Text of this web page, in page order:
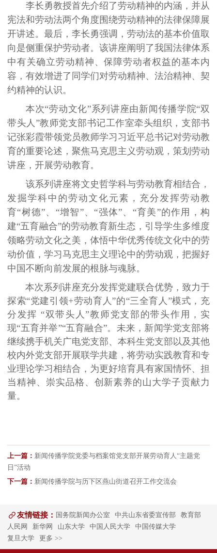
李长勇教授首先介绍了劳动精神的内涵 ，并从
宪法和劳动法两个角度围绕劳动精神的法律保障展
开讲述。 最后，李长勇强调，劳动法的基本价值取
向是侧重保护劳动者。该讲座阐明了我国法律体系
中有关确立劳动精神、保障劳动者权益的基本内
容，有效增进了同学们对劳动精神、法治精神、契
约精神的认识。
本次“劳动文化”系列讲座由新闻传播学院“双
带头人”教师党支部书记工作室牵头组织 ， 支部书
记张彩霞带领党员教师学习习近平总书记对劳动教
育的重要论述， 聚焦马克思主义劳动观， 策划劳动
讲座，开展劳动教育。
该系列讲座将文史哲学科与劳动教育相结合，
发掘学科中的劳动文化元素，充分发挥劳动教
育“树德”、“增智”、“强体”、“育美”的作用，构
建“五育融合”的劳动教育新生态，引导学生多维度
领略劳动文化之美 ， 体悟中华优秀传统文化中的劳
动价值 ，学习马克思主义理论中的劳动观 ，把握好
中国不断向前发展的根脉与魂脉。
本次系列讲座充分发挥党建联合优势，致力于
探索“党建引领+劳动育人”的“三全育人”模式，充
分发挥 “双带头人”教师党支部的带头作用， 实
现“五育并举”“五育融合”。 未来，新闻学党支部将
继续携手机关广电党支部、本科生党支部以及其他
校内外党支部开展联学共建， 将劳动实践教育和专
业理论学习相结合，为更好培育具有家国情怀、担
当精神、崇实品格、创新素养的山大学子贡献力
量。
上一篇： 新闻传播学院党委与档案馆党支部开展劳动育人“主题党
日”活动
下一篇： 新闻传播学院与历下区燕山街道召开工作交流会
友情链接： 国务院新闻办公室 中共山东省委宣传部
教育部
人民网
新华网 山东大学 中国人民大学
中国传媒大学
复旦大学
更多 >>